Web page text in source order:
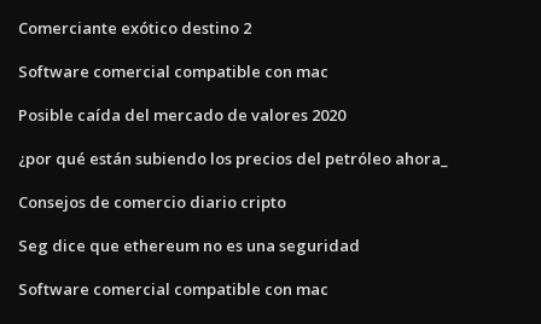
Comerciante exótico destino 2
Software comercial compatible con mac
Posible caída del mercado de valores 2020
¿por qué están subiendo los precios del petróleo ahora_
Consejos de comercio diario cripto
Seg dice que ethereum no es una seguridad
Software comercial compatible con mac